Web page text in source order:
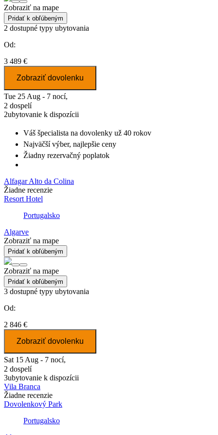
Zobraziť na mape
Pridať k obľúbeným
2 dostupné typy ubytovania
Od:
3 489 €
Zobraziť dovolenku
Tue 25 Aug - 7 nocí,
2 dospelí
2ubytovanie k dispozícii
Váš špecialista na dovolenky už 40 rokov
Najväčší výber, najlepšie ceny
Žiadny rezervačný poplatok
Alfagar Alto da Colina
Žiadne recenzie
Resort Hotel
Portugalsko
Algarve
Zobraziť na mape
Pridať k obľúbeným
Zobraziť na mape
Pridať k obľúbeným
3 dostupné typy ubytovania
Od:
2 846 €
Zobraziť dovolenku
Sat 15 Aug - 7 nocí,
2 dospelí
3ubytovanie k dispozícii
Vila Branca
Žiadne recenzie
Dovolenkový Park
Portugalsko